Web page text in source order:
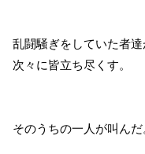
乱闘騒ぎをしていた者達
次々に皆立ち尽くす。
そのうちの一人が叫んだ